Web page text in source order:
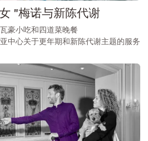
"梅诺与新陈代谢
豪小吃和四道菜晚餐
中心关于更年期和新陈代谢主题的服务